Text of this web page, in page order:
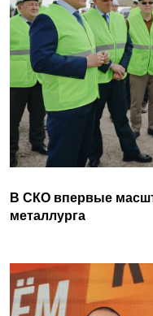
В СКО впервые
металлурга